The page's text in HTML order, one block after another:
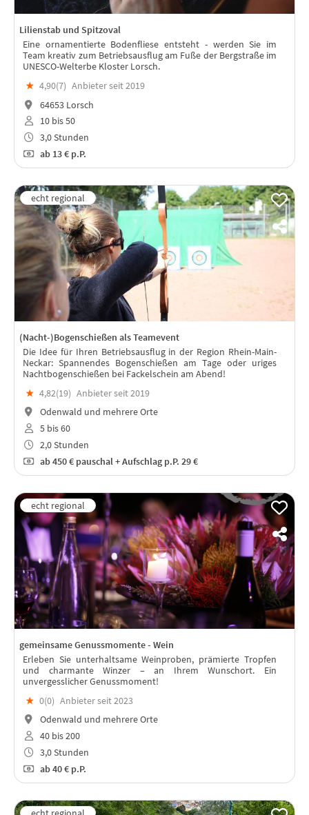
Lilienstab und Spitzoval
Eine ornamentierte Bodenfliese entsteht - werden Sie im
Team kreativ zum Betriebsausflug am Fuße der Bergstraße im
UNESCO-Welterbe Kloster Lorsch.
★ 4,90(7) Anbieter seit 2019
64653 Lorsch
10 bis 50
3,0 Stunden
ab13 € p.P.
(Nacht-)Bogenschießen als Teamevent
Die Idee für Ihren Betriebsausflug in der Region Rhein-Main-
Neckar: Spannendes Bogenschießen am Tage oder uriges
Nachtbogenschießen bei Fackelschein am Abend!
★ 4,82(19) Anbieter seit 2019
Odenwald und mehrere Orte
5 bis 60
2,0 Stunden
ab450 € pauschal + Aufschlag p.P. 29 €
gemeinsame Genussmomente - Wein
Erleben Sie unterhaltsame Weinproben, prämierte Tropfen
und charmante Winzer – an Ihrem Wunschort. Ein
unvergesslicher Genussmoment!
★ 0(0) Anbieter seit 2023
Odenwald und mehrere Orte
40 bis 200
3,0 Stunden
ab40 € p.P.